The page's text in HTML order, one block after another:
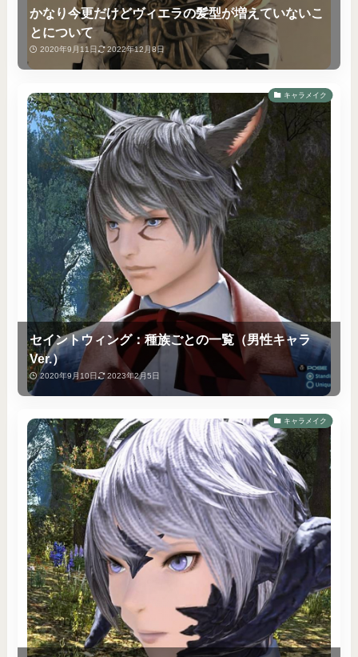
かなり今更だけどヴィエラの髪型が増えていないこ
とについて
2020年9月11日 2022年12月8日
キャラメイク
セイントウィング：種族ごとの一覧（男性キャラ
Ver.）
2020年9月10日 2023年2月5日
キャラメイク